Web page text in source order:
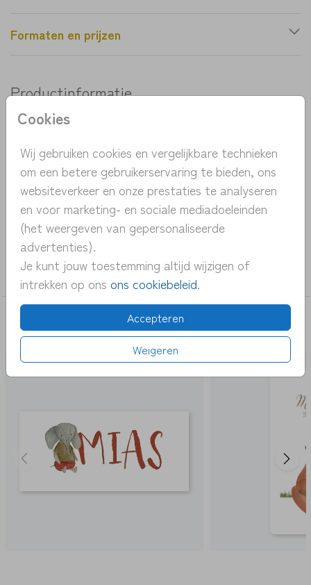
Cookies
Wij gebruiken cookies en vergelijkbare technieken
om een betere gebruikerservaring te bieden, ons
websiteverkeer en onze prestaties te analyseren
en voor marketing- en sociale mediadoeleinden
(het weergeven van gepersonaliseerde
advertenties).
Je kunt jouw toestemming altijd wijzigen of
intrekken op ons ons cookiebeleid.
Accepteren
Weigeren
Formaten en prijzen
Productinformatie
OMSCHRIJVING
Uniek geboortekaartje met een kraftpapier
achtergrond.. De ooievaar is met de hand
getekend. Pas het kaartje eenvoudig aan in de
designtool en bestel een proefdruk voor maar 1
euro. Toon meer
COLLECTIE
jongen
DEZE KAARTEN VIND JE MISSCHIEN OOK
LEUK